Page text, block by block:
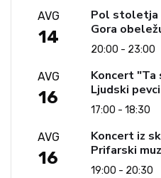
AVG
14
Pol stoletja
Gora
narodno-
20:00 - 23:00
AVG
16
Koncert "Ta
Ljudski
17:00 - 18:30
AVG
16
Koncert iz
Prifarski
19:00 - 20:30